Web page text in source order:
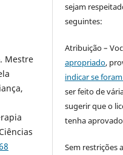
Mestre
sejam
seguintes:
Atribuição –
apropriado,
indicar se
ser feito de
sugerir que o
tenha
Sem restrições